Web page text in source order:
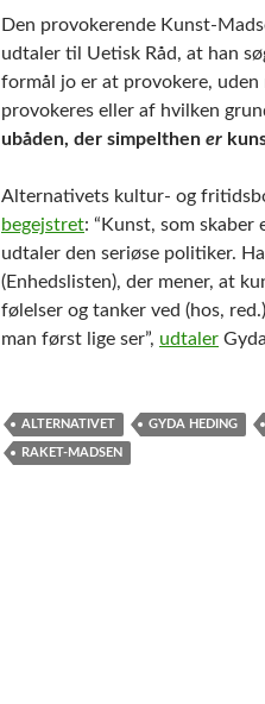
Den provokerende Kunst-
udtaler til Uetisk Råd, at han
formål jo er at provokere,
provokeres eller af hvilken
ubåden, der simpelthen er
Alternativets kultur- og
begejstret: “Kunst, som skaber
udtaler den seriøse politiker.
(Enhedslisten), der mener, at
følelser og tanker ved (hos,
man først lige ser”, udtaler
ALTERNATIVET GYDA HEDING
RAKET-MADSEN